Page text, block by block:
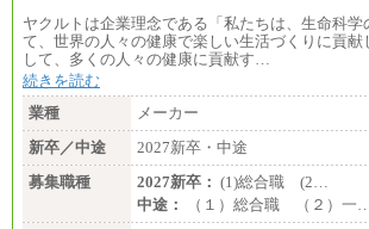
ヤクルトは企業理念である「私たちは、生命科学
て、世界の人々の健康で楽しい生活づくりに貢献
して、多くの人々の健康に貢献す…
続きを読む
業種
メーカー
新卒／中途
2027新卒・中途
募集職種
2027新卒： (1)総合職 (2…
中途：
（１）総合職 （２）一